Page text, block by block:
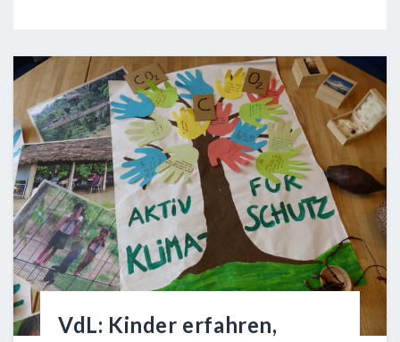
VdL: Kinder erfahren,